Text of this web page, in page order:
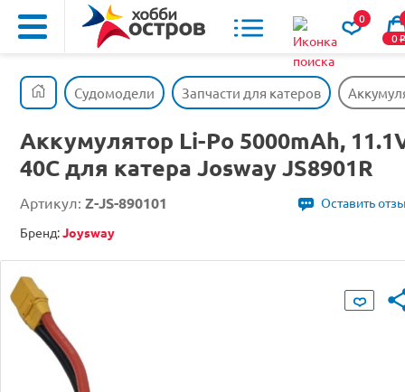
0
0o
Судомодели Запчасти для катеров
Аккумулятор Li-Po 5000mAh,
40C для катера Josway JS8901R
Артикул: Z-JS-890101
Оставить
Бренд:Joysway